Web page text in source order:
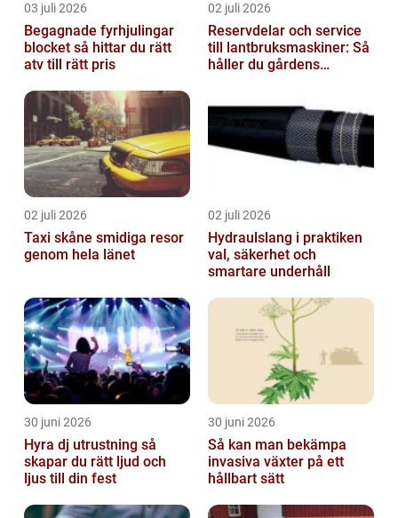
03 juli 2026
Begagnade fyrhjulingar
blocket så hittar du rätt
atv till rätt pris
02 juli 2026
Reservdelar och service
till lantbruksmaskiner: Så
håller du gårdens
02 juli 2026
Taxi skåne smidiga resor
genom hela länet
02 juli 2026
Hydraulslang i praktiken
val, säkerhet och
smartare underhåll
30 juni 2026
Hyra dj utrustning så
skapar du rätt ljud och
ljus till din fest
30 juni 2026
Så kan man bekämpa
invasiva växter på ett
hållbart sätt